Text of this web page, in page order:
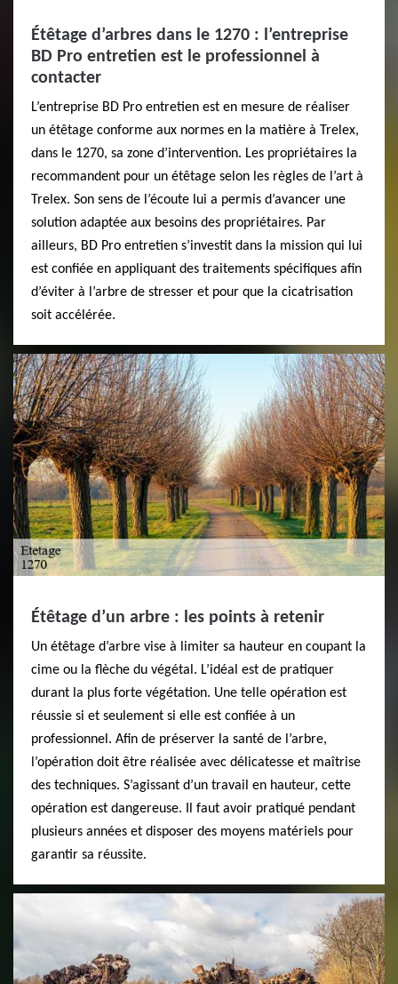
Étêtage d’arbres dans le 1270 : l’entreprise
BD Pro entretien est le professionnel à
contacter
L’entreprise BD Pro entretien est en mesure de réaliser
un étêtage conforme aux normes en la matière à Trelex,
dans le 1270, sa zone d’intervention. Les propriétaires la
recommandent pour un étêtage selon les règles de l’art à
Trelex. Son sens de l’écoute lui a permis d’avancer une
solution adaptée aux besoins des propriétaires. Par
ailleurs, BD Pro entretien s’investit dans la mission qui lui
est confiée en appliquant des traitements spécifiques afin
d’éviter à l’arbre de stresser et pour que la cicatrisation
soit accélérée.
Étêtage d’un arbre : les points à retenir
Un étêtage d’arbre vise à limiter sa hauteur en coupant la
cime ou la flèche du végétal. L’idéal est de pratiquer
durant la plus forte végétation. Une telle opération est
réussie si et seulement si elle est confiée à un
professionnel. Afin de préserver la santé de l’arbre,
l’opération doit être réalisée avec délicatesse et maîtrise
des techniques. S’agissant d’un travail en hauteur, cette
opération est dangereuse. Il faut avoir pratiqué pendant
plusieurs années et disposer des moyens matériels pour
garantir sa réussite.